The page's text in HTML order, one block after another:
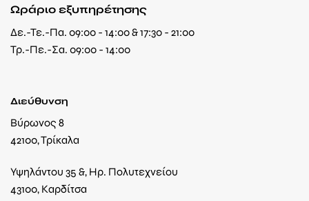
Ωράριο εξυπηρέτησης
Δε.-Τε.-Πα. 09:00 - 14:00 & 17:30 - 21:00
Τρ.-Πε.-Σα. 09:00 - 14:00
Διεύθυνση
Βύρωνος 8
42100, Τρίκαλα
Υψηλάντου 35 &, Ηρ. Πολυτεχνείου
43100, Καρδίτσα